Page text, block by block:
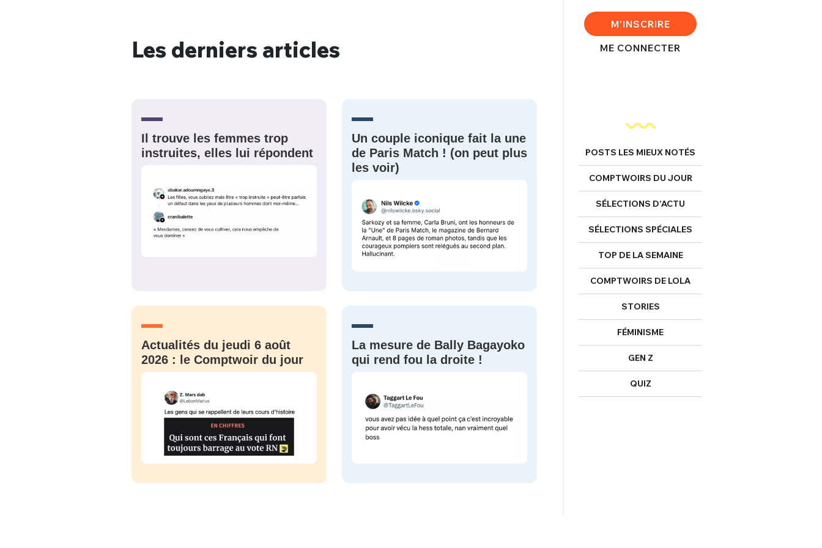
Les derniers articles
Il trouve les femmes trop
instruites, elles lui répondent
Un couple iconique fait la une
de Paris Match ! (on peut plus
les voir)
Actualités du jeudi 6 août
2026 : le Comptwoir du jour
La mesure de Bally Bagayoko
qui rend fou la droite !
M'INSCRIRE
ME CONNECTER
POSTS LES MIEUX NOTÉS
COMPTWOIRS DU JOUR
SÉLECTIONS D’ACTU
SÉLECTIONS SPÉCIALES
TOP DE LA SEMAINE
COMPTWOIRS DE LOLA
STORIES
FÉMINISME
GEN Z
QUIZ
FERMER
PSEUDO*
PASSWORD*
PSEUDO
Mot de passe perdu ?
VOTRE PARTICIPATION
Que souhaitez-vous proposer ?
Quelques
tweets
Ma propre
sélection
Un Thread
C'EST PARTI